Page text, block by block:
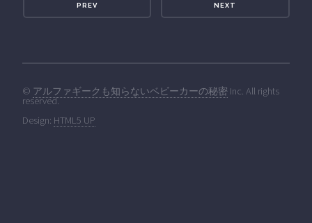
PREV NEXT
© アルファギークも知らないベビーカーの秘密 Inc. All rights
reserved.
Design: HTML5 UP